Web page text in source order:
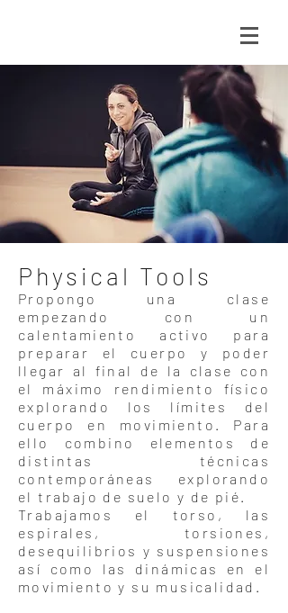
Physical Tools
Propongo una clase
empezando con un
calentamiento activo para
preparar el cuerpo y poder
llegar al final de la clase con
el máximo rendimiento físico
explorando los límites del
cuerpo en movimiento. Para
ello combino elementos de
distintas técnicas
contemporáneas explorando
el trabajo de suelo y de pié.
Trabajamos el torso, las
espirales, torsiones,
desequilibrios y suspensiones
así como las dinámicas en el
movimiento y su musicalidad.